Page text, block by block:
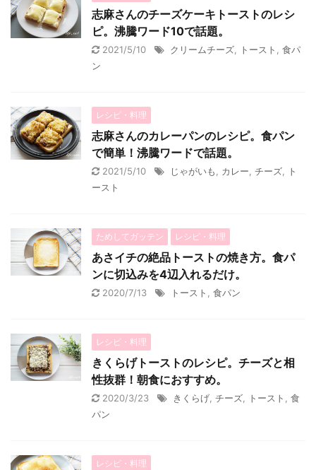
志麻さんのチーズケーキトーストのレシ
ピ。沸騰ワード10で話題。
2021/5/10 クリームチーズ トースト
食パ
ン
レシピ・料理
志麻さんのカレーパンのレシピ。食パン
で簡単！沸騰ワードで話題。
2021/5/10 じゃがいも カレー チーズ
ト
ースト
ためしてガッテン レシピ・料理
あさイチの絶品トーストの焼き方。食パ
ンに切込みを4辺入れるだけ。
2020/7/13 トースト 食パン
レシピ・料理
きくらげトーストのレシピ。チーズと相
性抜群！朝食におすすめ。
2020/3/23 きくらげ チーズ トースト
食
パン
レシピ・料理